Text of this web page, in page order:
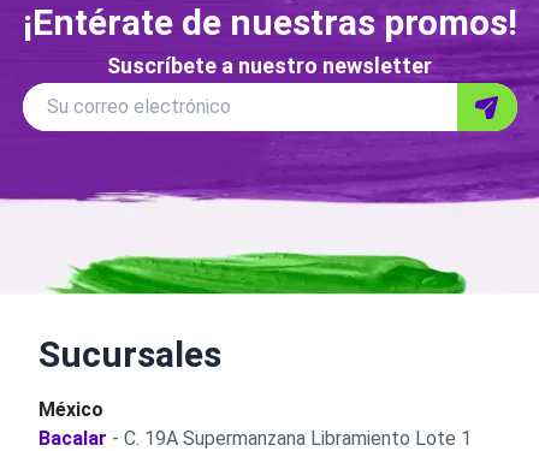
¡Entérate de nuestras promos!
Suscríbete a nuestro newsletter
Correo
electronico
Su correo electrónico
Enviar
Sucursales
México
Bacalar - C. 19A Supermanzana Libramiento Lote 1